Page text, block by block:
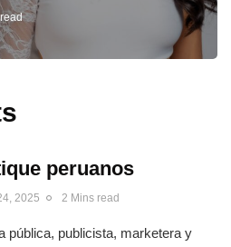
peruanos
2025 2 Mins read
pública, publicista, marketera y